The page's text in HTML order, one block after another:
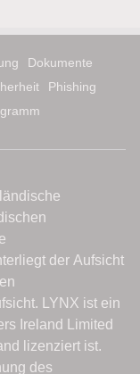
Dokumente
Phishing